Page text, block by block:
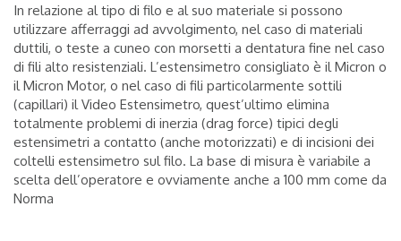
In relazione al tipo di filo e al suo materiale si possono
utilizzare afferraggi ad avvolgimento, nel caso di materiali
duttili, o teste a cuneo con morsetti a dentatura fine nel caso
di fili alto resistenziali. L’estensimetro consigliato è il Micron o
il Micron Motor, o nel caso di fili particolarmente sottili
(capillari) il Video Estensimetro, quest’ultimo elimina
totalmente problemi di inerzia (drag force) tipici degli
estensimetri a contatto (anche motorizzati) e di incisioni dei
coltelli estensimetro sul filo. La base di misura è variabile a
scelta dell’operatore e ovviamente anche a 100 mm come da
Norma